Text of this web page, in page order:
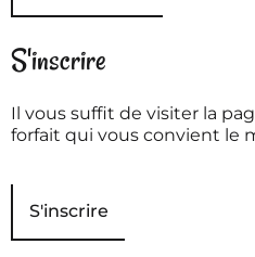
S'inscrire
Il vous suffit de visiter la
forfait qui vous convient le
S'inscrire